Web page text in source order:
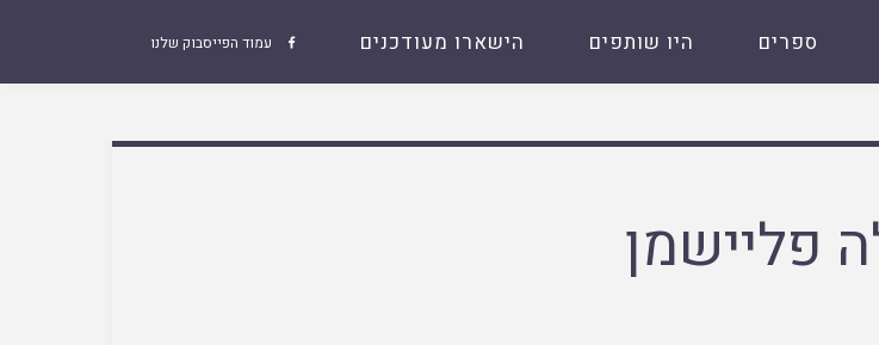
 עמוד הפייסבוק שלנו ספרים היו שותפים הישארו מעודכנים
פליישמן